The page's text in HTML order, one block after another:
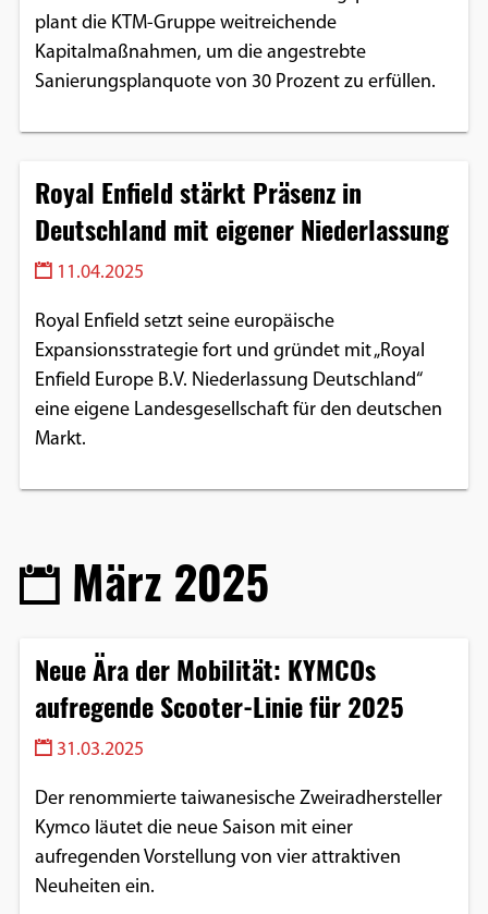
plant die KTM-Gruppe weitreichende
Kapitalmaßnahmen, um die angestrebte
Sanierungsplanquote von 30 Prozent zu erfüllen.
Royal Enfield stärkt Präsenz in
Deutschland mit eigener Niederlassung
11.04.2025
Royal Enfield setzt seine europäische
Expansionsstrategie fort und gründet mit „Royal
Enfield Europe B.V. Niederlassung Deutschland“
eine eigene Landesgesellschaft für den deutschen
Markt.
März 2025
Neue Ära der Mobilität: KYMCOs
aufregende Scooter-Linie für 2025
31.03.2025
Der renommierte taiwanesische Zweiradhersteller
Kymco läutet die neue Saison mit einer
aufregenden Vorstellung von vier attraktiven
Neuheiten ein.